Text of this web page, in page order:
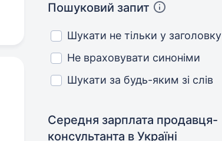
Пошуковий запит
Шукати не тільки у заголовку
Не враховувати синоніми
Шукати за будь-яким зі слів
Середня зарплата продавця-
консультанта в Україні